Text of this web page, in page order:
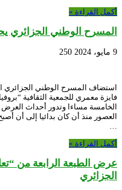
أكمل القراءة »
المسرح الوطني الجزائري
9 مايو، 2024 250
استضاف المسرح الوطني الجزائري
الخامسة مساءا وتدور أحداث
العصور منذ أن كان بدائيا إلى أن
أكمل القراءة »
عرض الطبعة الرابعة من
الجزائري